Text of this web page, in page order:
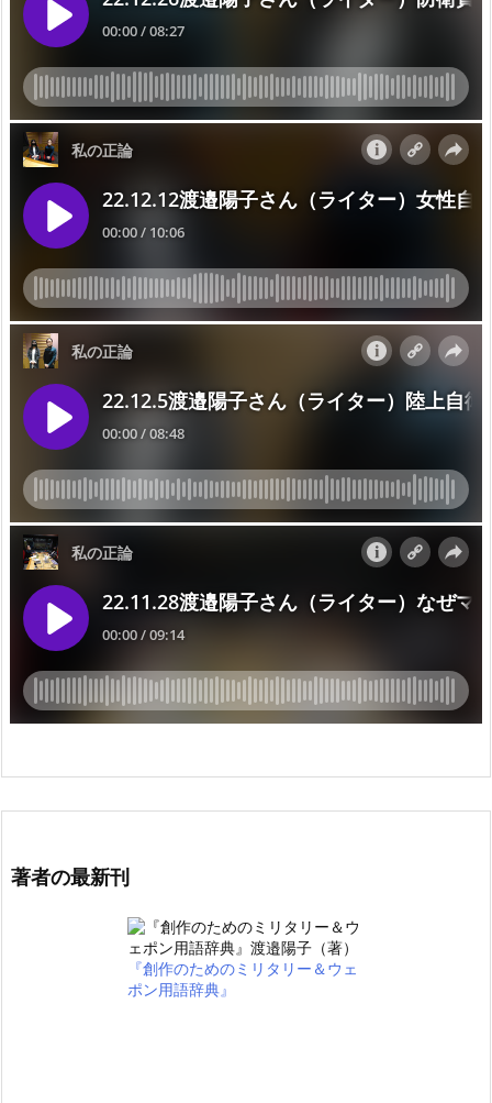
著者の最新刊
『創作のためのミリタリー＆ウェ
ポン用語辞典』